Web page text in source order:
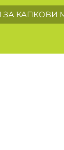
ЗА КАПКОВИ